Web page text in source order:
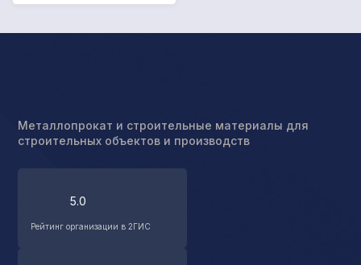
Металлопрокат и строительные материалы для
строительных объектов и производств
5.0
Рейтинг организации в 2ГИС